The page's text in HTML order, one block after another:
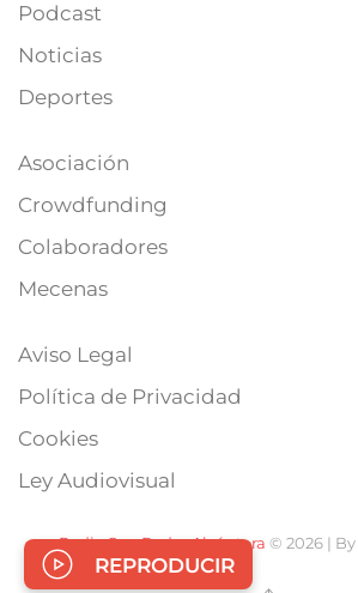
Podcast
Noticias
Deportes
Asociación
Crowdfunding
Colaboradores
Mecenas
Aviso Legal
Política de Privacidad
Cookies
Ley Audiovisual
Radio San Pedro Alcántara © 2026 | By
REPRODUCIR